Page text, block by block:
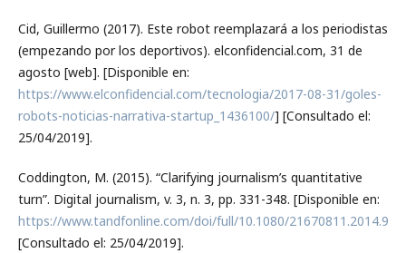
Cid, Guillermo (2017). Este robot reemplazará a los periodistas
(empezando por los deportivos). elconfidencial.com, 31 de
agosto [web]. [Disponible en:
https://www.elconfidencial.com/tecnologia/2017-08-31/goles-
robots-noticias-narrativa-startup_1436100/] [Consultado el:
25/04/2019].
Coddington, M. (2015). “Clarifying journalism’s quantitative
turn”. Digital journalism, v. 3, n. 3, pp. 331-348. [Disponible en:
https://www.tandfonline.com/doi/full/10.1080/
[Consultado el: 25/04/2019].